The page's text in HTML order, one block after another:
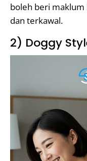
boleh beri maklum
dan terkawal.
2) Doggy